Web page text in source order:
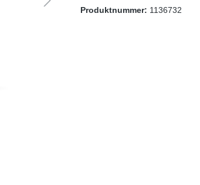
Produktnummer: 1136732